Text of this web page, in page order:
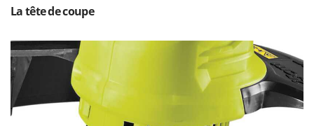
Postes à souder
Presses à pellets
Pressoirs à fruits
Pressoirs à Raisin
Gipeco
GRAEF
GreenBay
Greenworks
La tête de coupe